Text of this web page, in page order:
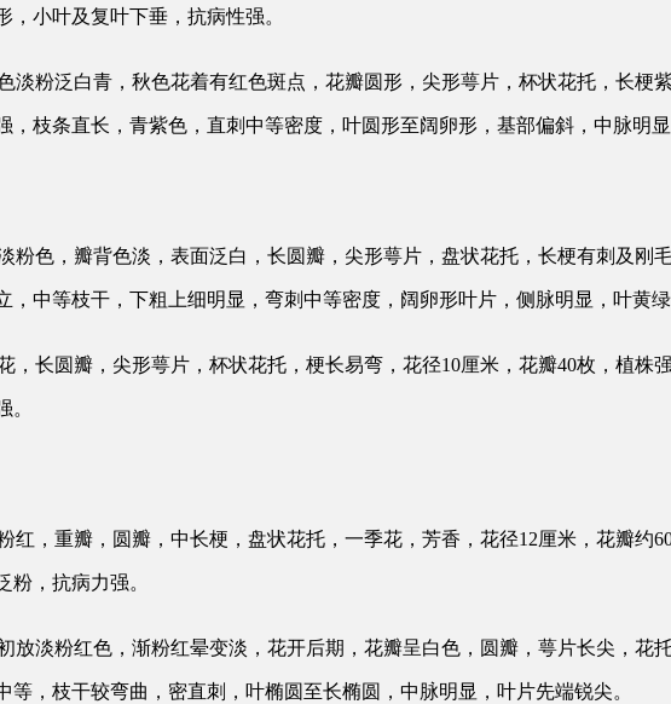
，小叶及复叶下垂，抗病性强。
淡粉泛白青，秋色花着有红色斑点，花瓣圆形，尖形萼片，杯状花托，长梗
，枝条直长，青紫色，直刺中等密度，叶圆形至阔卵形，基部偏斜，中脉明
粉色，瓣背色淡，表面泛白，长圆瓣，尖形萼片，盘状花托，长梗有刺及刚
，中等枝干，下粗上细明显，弯刺中等密度，阔卵形叶片，侧脉明显，叶黄绿
，长圆瓣，尖形萼片，杯状花托，梗长易弯，花径10厘米，花瓣40枚，植株
。
红，重瓣，圆瓣，中长梗，盘状花托，一季花，芳香，花径12厘米，花瓣约
粉，抗病力强。
放淡粉红色，渐粉红晕变淡，花开后期，花瓣呈白色，圆瓣，萼片长尖，花
等，枝干较弯曲，密直刺，叶椭圆至长椭圆，中脉明显，叶片先端锐尖。